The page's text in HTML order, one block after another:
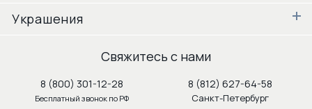
Украшения
Свяжитесь с нами
8 (800) 301-12-28
Бесплатный звонок по РФ
8 (812) 627-64-58
Санкт-Петербург